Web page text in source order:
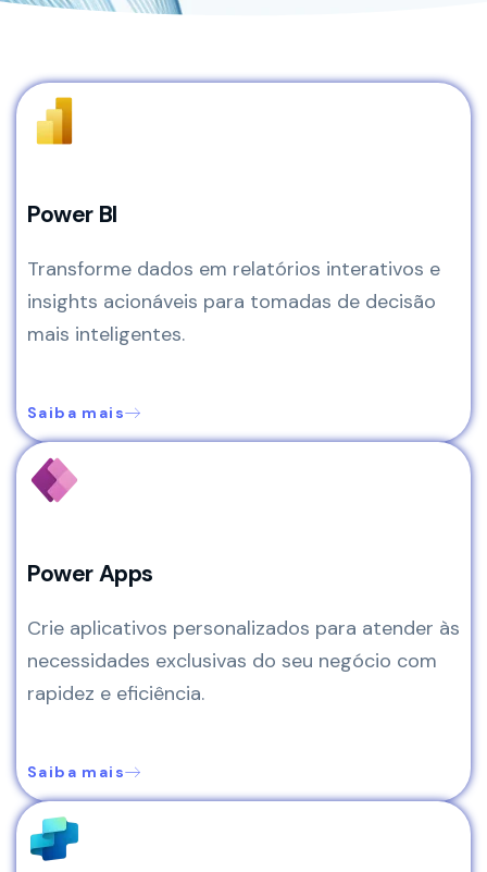
Power BI
Transforme dados em relatórios interativos e
insights acionáveis para tomadas de decisão
mais inteligentes.
Saiba mais
Power Apps
Crie aplicativos personalizados para atender às
necessidades exclusivas do seu negócio com
rapidez e eficiência.
Saiba mais